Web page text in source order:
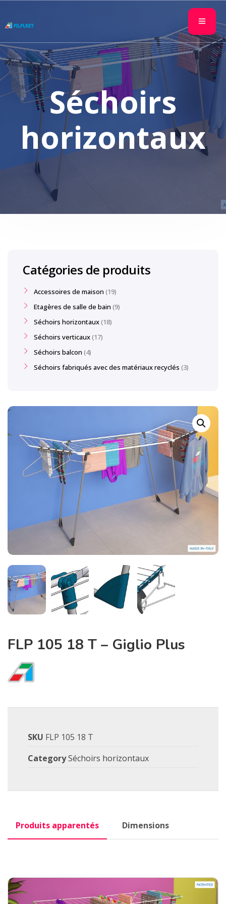
Séchoirs
horizontaux
FLP 105 18 T – Giglio Plus
SKU FLP 105 18 T
CategorySéchoirs horizontaux
Produits apparentés Dimensions
Catégories de produits
Accessoires de maison 19
Etagères de salle de bain 9
Séchoirs horizontaux 18
Séchoirs verticaux 17
Séchoirs balcon 4
Séchoirs fabriqués avec des matériaux recyclés 3